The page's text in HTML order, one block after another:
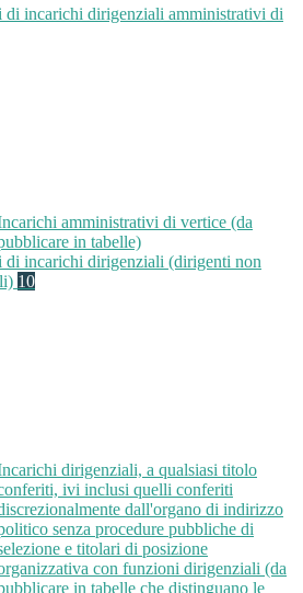
di incarichi dirigenziali amministrativi di
amministrativi di vertice (da
in tabelle)
di incarichi dirigenziali (dirigenti non
10
dirigenziali, a qualsiasi titolo
ivi inclusi quelli conferiti
dall'organo di indirizzo
senza procedure pubbliche di
e titolari di posizione
con funzioni dirigenziali (da
in tabelle che distinguano le